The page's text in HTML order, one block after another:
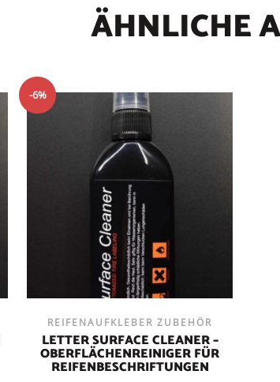
ÄHNLICHE
-6%
REIFENAUFKLEBER ZUBEHÖR
LETTER SURFACE CLEANER –
OBERFLÄCHENREINIGER FÜR
REIFENBESCHRIFTUNGEN